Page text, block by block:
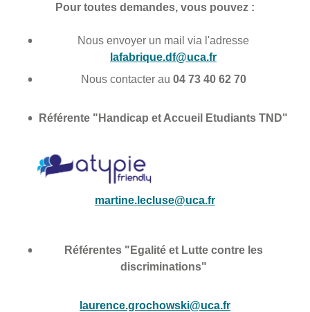
Pour toutes demandes, vous pouvez :
Nous envoyer un mail via l'adresse
lafabrique.df@uca.fr
Nous contacter au 04 73 40 62 70
Référente "Handicap et Accueil Etudiants TND"
martine.lecluse@uca.fr
Référentes "Egalité et Lutte contre les
discriminations"
laurence.grochowski@uca.fr